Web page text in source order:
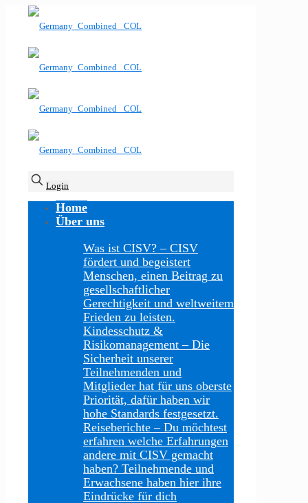
Login
Home
Über uns
Was ist CISV? – CISV
fördert und begeistert
Menschen, einen Beitrag zu
gesellschaftlicher
Gerechtigkeit und weltweitem
Frieden zu leisten.
Kindesschutz &
Risikomanagement – Die
Sicherheit unserer
Teilnehmenden und
Mitglieder hat für uns oberste
Priorität, dafür haben wir
hohe Standards festgesetzt.
Reiseberichte – Du möchtest
erfahren welche Erfahrungen
andere mit CISV gemacht
haben? Teilnehmende und
Erwachsene haben hier ihre
Eindrücke für dich